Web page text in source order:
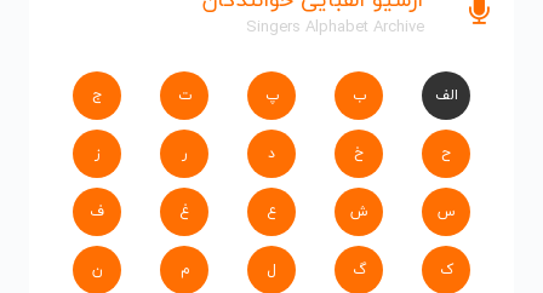
Singers Alphabet Archive
الف ب پ ت ج
ح خ د ر ز
س ش ع غ ف
ک گ ل م ن